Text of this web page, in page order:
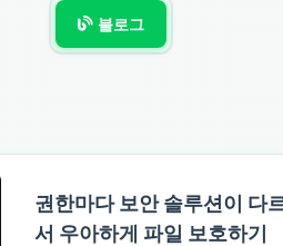
블로그
권한마다 보안 솔루션이 다
서 우아하게 파일 보호하기